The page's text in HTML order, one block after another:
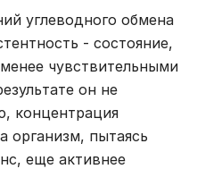
углеводного обмена
- состояние,
чувствительными
он не
концентрация
организм, пытаясь
еще активнее